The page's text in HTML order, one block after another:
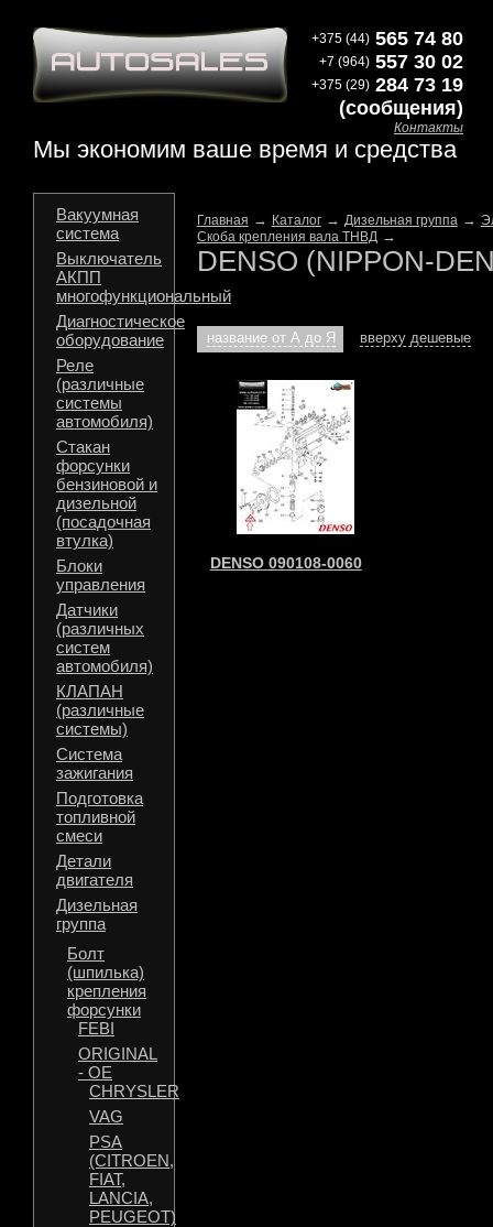
Мы экономим ваше время и средства
+375 (44) 565 74 80
+7 (964) 557 30 02
+375 (29) 284 73 19
(сообщения)
Контакты
Вакуумная
система
Выключатель
АКПП
многофункциональный
Диагностическое
оборудование
Реле
(различные
системы
автомобиля)
Стакан
форсунки
бензиновой и
дизельной
(посадочная
втулка)
Блоки
управления
Датчики
(различных
систем
автомобиля)
КЛАПАН
(различные
системы)
Система
зажигания
Подготовка
топливной
смеси
Детали
двигателя
Дизельная
группа
Болт
(шпилька)
крепления
форсунки
FEBI
ORIGINAL
- OE
CHRYSLER
VAG
PSA
(CITROEN,
FIAT,
LANCIA,
PEUGEOT)
Главная → Каталог→ Дизельная группа→
Скоба крепления вала ТНВД→
DENSO (NIPPON-
название от А до Я вверху дешевые
DENSO 090108-0060